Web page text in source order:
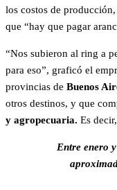
los costos de
que “hay que pagar
“Nos subieron al ring a
para eso”, graficó el
provincias de Buenos
otros destinos, y que
y agropecuaria. Es
Entre enero